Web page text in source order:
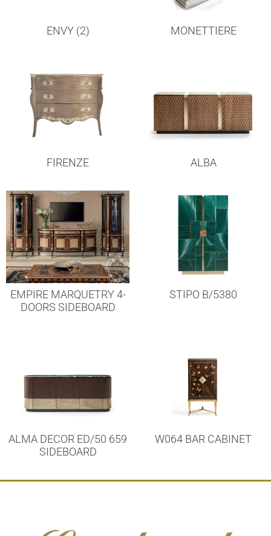
ENVY (2) MONETTIERE
FIRENZE ALBA
EMPIRE MARQUETRY 4-
DOORS SIDEBOARD
STIPO B/5380
ALMA DECOR ED/50 659
SIDEBOARD
W064 BAR CABINET